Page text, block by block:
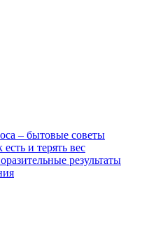
– бытовые советы
и терять вес
результаты